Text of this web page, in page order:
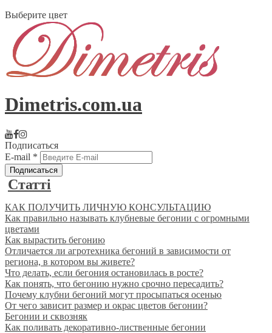
Выберите цвет
Dimetris.com.ua
Подписаться
E-mail *
Статті
КАК ПОЛУЧИТЬ ЛИЧНУЮ КОНСУЛЬТАЦИЮ
Как правильно называть клубневые бегонии с огромными
цветами
Как вырастить бегонию
Отличается ли агротехника бегоний в зависимости от
региона, в котором вы живете?
Что делать, если бегония остановилась в росте?
Как понять, что бегонию нужно срочно пересадить?
Почему клубни бегоний могут просыпаться осенью
От чего зависит размер и окрас цветов бегонии?
Бегонии и сквозняк
Как поливать декоративно-лиственные бегонии